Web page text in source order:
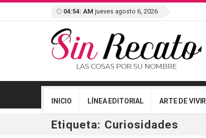
04:54: AM jueves agosto 6, 2026
INICIO LÍNEA EDITORIAL ARTE DE VIVIR
Etiqueta: Curiosidades